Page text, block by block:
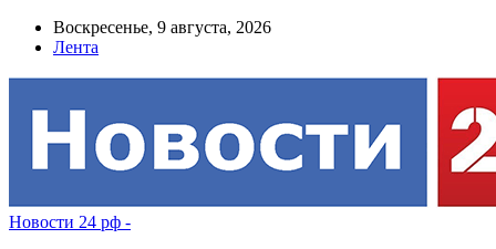
Воскресенье, 9 августа, 2026
Лента
Новости 24 рф -